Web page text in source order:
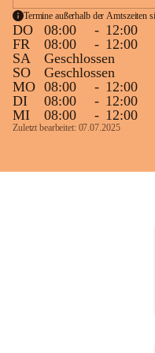
Termine außerhalb der Amtszeiten
DO 08:00 - 12:00
FR
08:00 - 12:00
SA
Geschlossen
SO
Geschlossen
MO 08:00 - 12:00
DI
08:00 - 12:00
MI
08:00 - 12:00
Zuletzt bearbeitet: 07.07.2025